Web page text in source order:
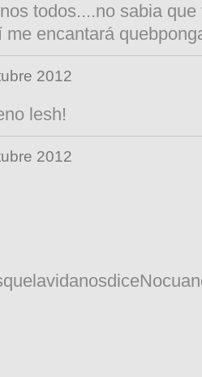
todos....no sabia
me encantará
2012
lesh!
2012